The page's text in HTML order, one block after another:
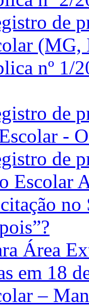
de
(MG,
nº 1/
de
-
de
Escolar
no
Área
em 18
–